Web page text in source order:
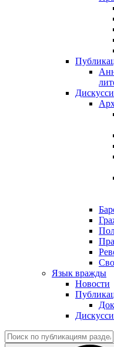
Язык вражды
Новости